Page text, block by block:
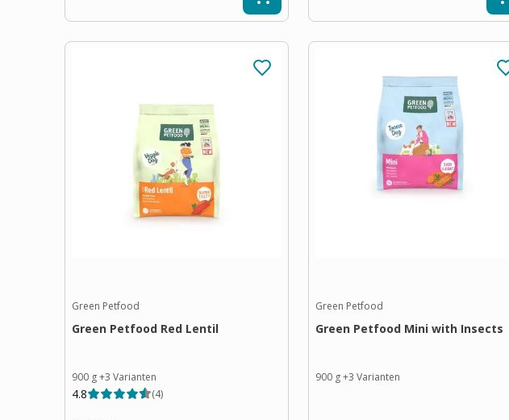
Green Petfood
Green Petfood Red Lentil
900 g+3 Varianten
4.8 (4)
Green Petfood
Green Petfood Mini with Insects
900 g+3 Varianten